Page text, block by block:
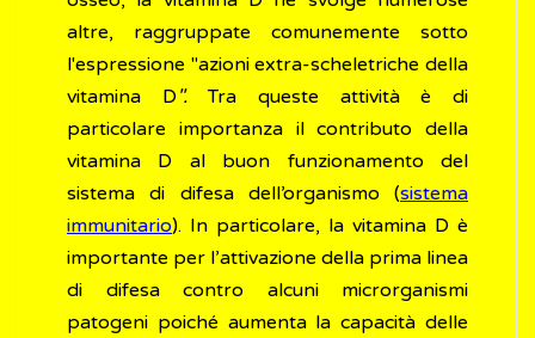
altre, raggruppate comunemente sotto
l'espressione "azioni extra-scheletriche della
vitamina D".Tra queste attività è di
particolare importanza il contributo della
vitamina D al buon funzionamento del
sistema di difesa dell’organismo (sistema
immunitario). In particolare, la vitamina D è
importante per l’attivazione della prima linea
di difesa contro alcuni microrganismi
patogeni poiché aumenta la capacità delle